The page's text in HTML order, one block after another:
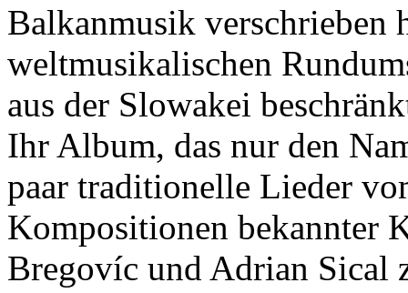
Balkanmusik verschrieben
weltmusikalischen
aus der Slowakei
Ihr Album, das nur den
paar traditionelle Lieder
Kompositionen bekannter
Bregovíc und Adrian Sical